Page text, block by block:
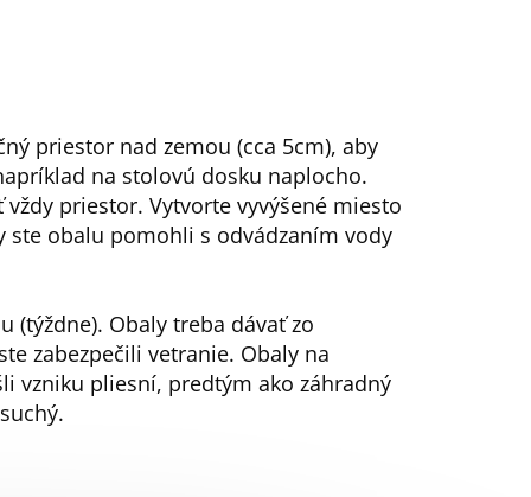
priestor nad zemou (cca 5cm), aby
na stolovú dosku naplocho.
priestor. Vytvorte vyvýšené miesto
ste obalu pomohli s odvádzaním vody
(týždne). Obaly treba dávať zo
zabezpečili vetranie. Obaly na
vzniku pliesní, predtým ako záhradný